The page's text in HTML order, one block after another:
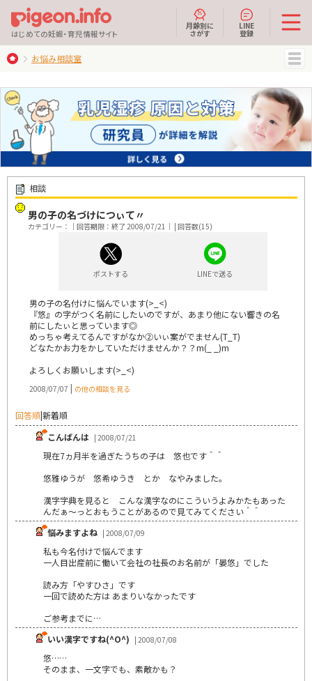
はじめての妊娠・育児情報サイト
月齢別に
さがす
LINE
登録
お悩み相談室
相談
男の子の名づけにつぃて〃
カテゴリー：｜回答期限：終了 2008/07/21｜ | 回答数(15)
ポストする LINEで送る
男の子の名付けに悩んでいます(>_<)
『悠』の字がつく名前にしたいのですが、あまり他にない響きの名
前にしたぃと思っています◎
めっちゃ考えてるんですがなか②いぃ案がでません(T_T)
どなたかお力をかしていただけませんか？？m(_ _)m
よろしくお願いします(>_<)
2008/07/07 | の他の相談を見る
回答順|新着順
こんばんは | 2008/07/21
現在7ヵ月半を過ぎたうちの子は 悠也です＾＾
悠雅ゆうが 悠希ゆうき とか なやみました。
漢字字典を見ると こんな漢字なのにこういうよみかたもあった
んだぁ～っとおもうことがあるので見てみてください＾＾
悩みますよね | 2008/07/09
私も今名付けで悩んでます
一人目出産前に働いて会社の社長のお名前が「晏悠」でした
読み方「やすひさ」です
一回で読めた方は あまりいなかったです
ご参考までに…
いい漢字ですね(^O^) | 2008/07/08
悠……
そのまま、一文字でも、素敵かも？